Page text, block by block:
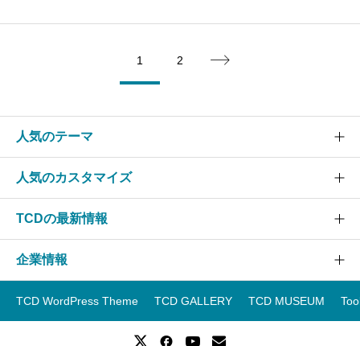
1 2 
人気のテーマ
SOLARIS
NANO
人気のカスタマイズ
グローバルメニュー
フッター
TCDの最新情報
TCDニュース
企業情報
運営会社
TCD WordPress Theme TCD GALLERY TCD MUSEUM